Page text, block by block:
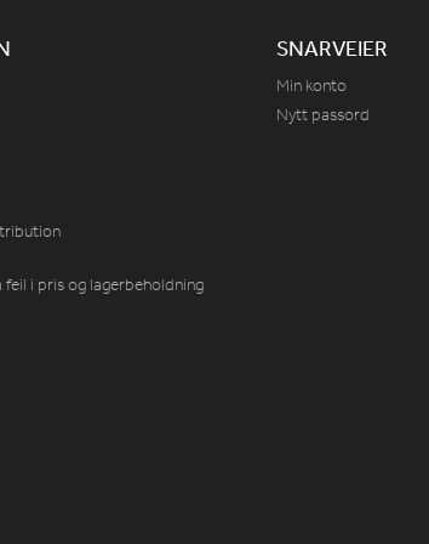
i pris og lagerbeholdning
SNARVEIER
Min konto
Nytt passord